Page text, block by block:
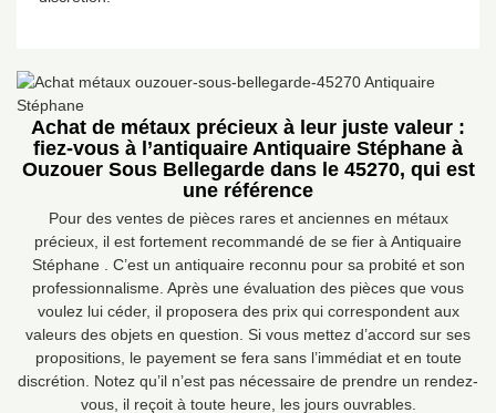
Achat de métaux précieux à leur juste valeur :
fiez-vous à l’antiquaire Antiquaire Stéphane à
Ouzouer Sous Bellegarde dans le 45270, qui est
une référence
Pour des ventes de pièces rares et anciennes en métaux
précieux, il est fortement recommandé de se fier à Antiquaire
Stéphane . C’est un antiquaire reconnu pour sa probité et son
professionnalisme. Après une évaluation des pièces que vous
voulez lui céder, il proposera des prix qui correspondent aux
valeurs des objets en question. Si vous mettez d’accord sur ses
propositions, le payement se fera sans l’immédiat et en toute
discrétion. Notez qu’il n’est pas nécessaire de prendre un rendez-
vous, il reçoit à toute heure, les jours ouvrables.